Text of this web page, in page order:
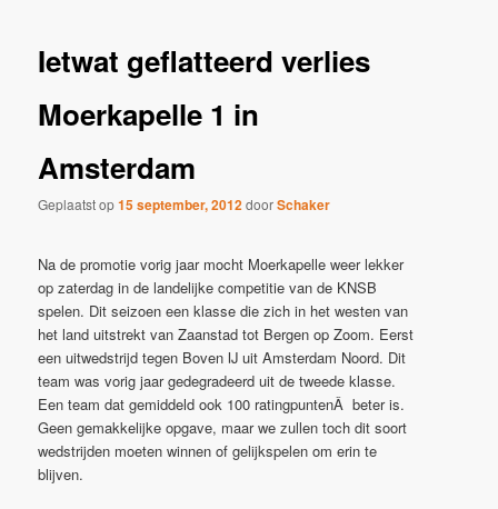
Ietwat geflatteerd verlies
Moerkapelle 1 in
Amsterdam
Geplaatst op15 september, 2012doorSchaker
Na de promotie vorig jaar mocht Moerkapelle weer lekker
op zaterdag in de landelijke competitie van de KNSB
spelen. Dit seizoen een klasse die zich in het westen van
het land uitstrekt van Zaanstad tot Bergen op Zoom. Eerst
een uitwedstrijd tegen Boven IJ uit Amsterdam Noord. Dit
team was vorig jaar gedegradeerd uit de tweede klasse.
Een team dat gemiddeld ook 100 ratingpuntenÂ beter is.
Geen gemakkelijke opgave, maar we zullen toch dit soort
wedstrijden moeten winnen of gelijkspelen om erin te
blijven.